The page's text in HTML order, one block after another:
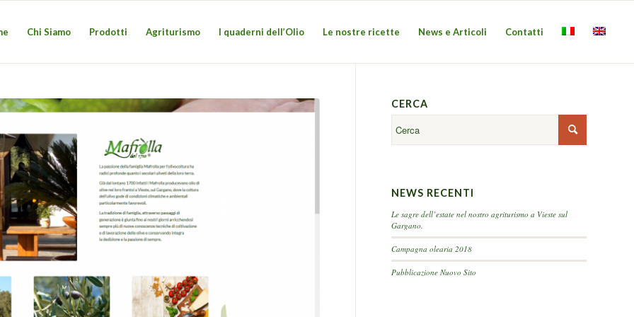
Chi Siamo Prodotti Agriturismo I quaderni dell’Olio Le nostre ricette News e Articoli Contatti
CERCA
NEWS RECENTI
Le sagre dell’estate nel nostro agriturismo a Vieste sul
Gargano.
Campagna olearia 2018
Pubblicazione Nuovo Sito